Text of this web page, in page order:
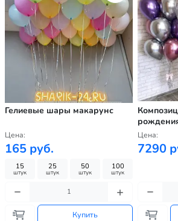
Гелиевые шары макарунс
Цена:
165 руб.
15
штук
25
штук
50
штук
100
штук
Купить
Цена:
7290